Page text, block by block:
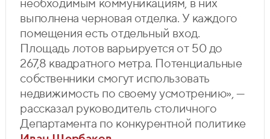
необходимым коммуникациям, в них
выполнена черновая отделка. У каждого
помещения есть отдельный вход.
Площадь лотов варьируется от 50 до
267,8 квадратного метра. Потенциальные
собственники смогут использовать
недвижимость по своему усмотрению», —
рассказал руководитель столичного
Департамента по конкурентной политике